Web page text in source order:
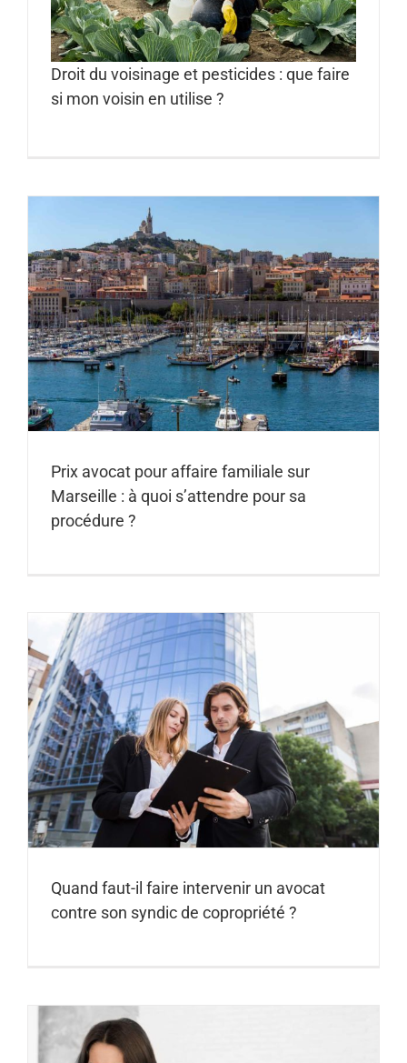
Droit du voisinage et pesticides : que faire
si mon voisin en utilise ?
Prix avocat pour affaire familiale sur
Marseille : à quoi s’attendre pour sa
procédure ?
Quand faut-il faire intervenir un avocat
contre son syndic de copropriété ?